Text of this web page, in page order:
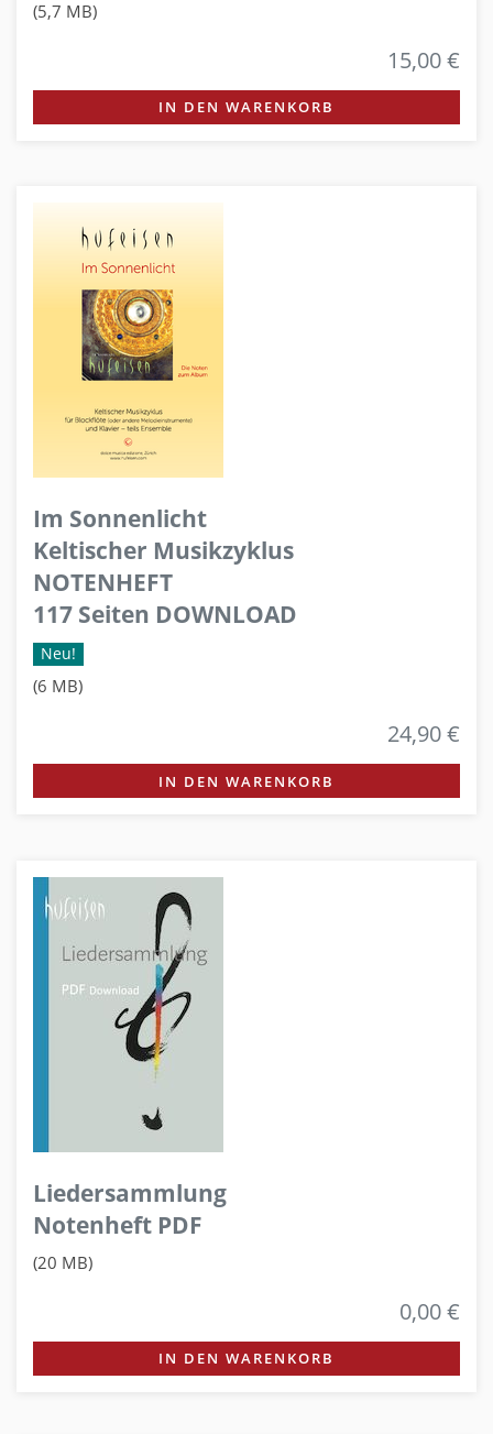
(5,7 MB)
15,00 €
IN DEN WARENKORB
Im Sonnenlicht
Keltischer Musikzyklus
NOTENHEFT
117 Seiten DOWNLOAD
Neu!
(6 MB)
24,90 €
IN DEN WARENKORB
Liedersammlung
Notenheft PDF
(20 MB)
0,00 €
IN DEN WARENKORB